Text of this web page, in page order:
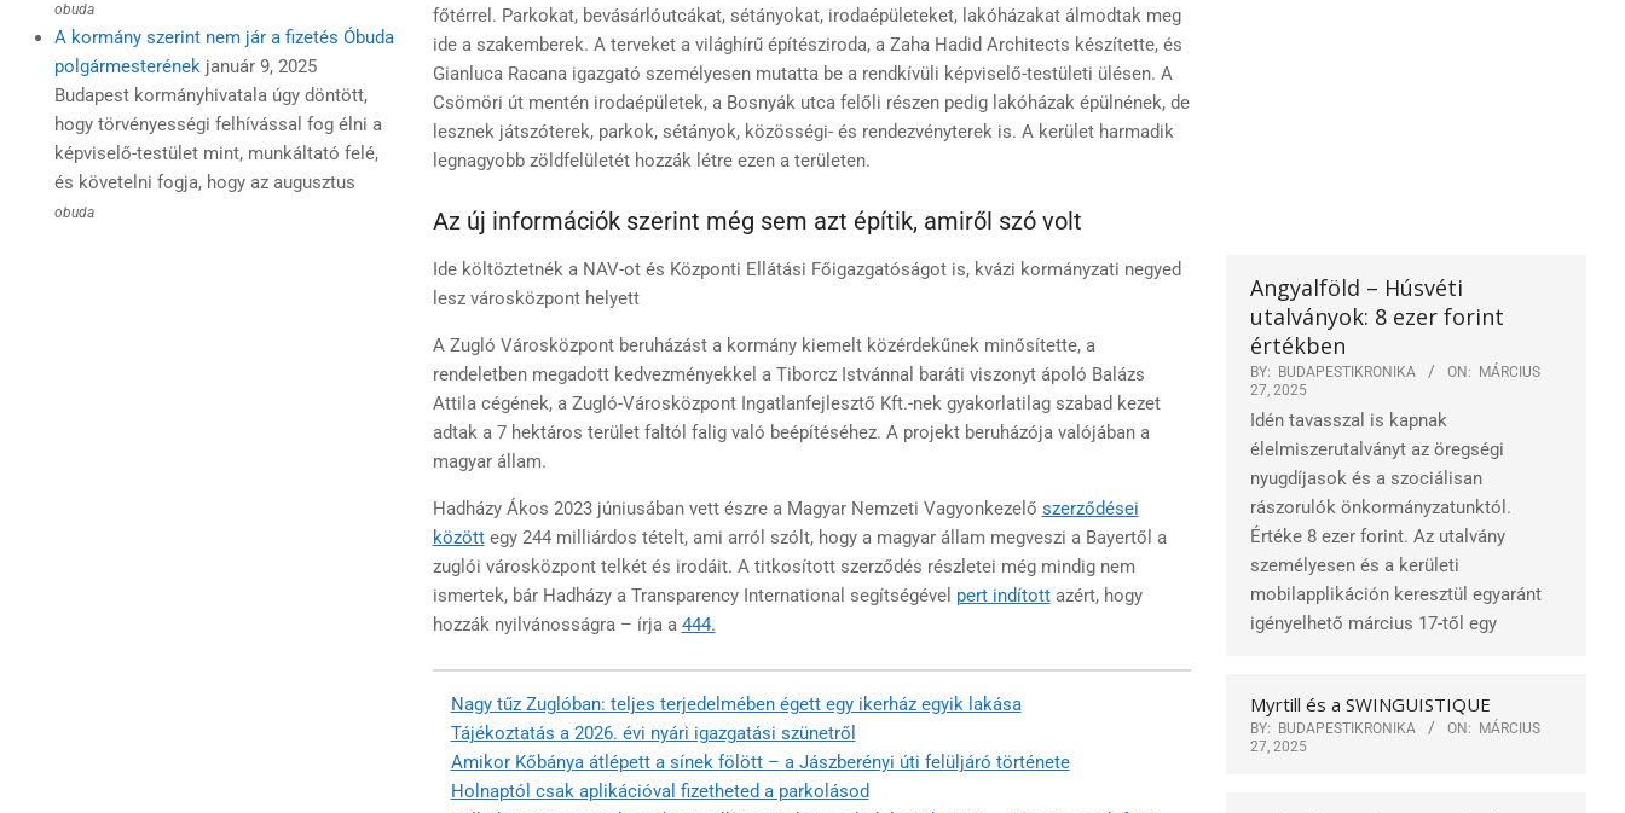
főtérrel. Parkokat, bevásárlóutcákat, sétányokat, irodaépületeket, lakóházakat álmodtak meg
ide a szakemberek. A terveket a világhírű építésziroda, a Zaha Hadid Architects készítette, és
Gianluca Racana igazgató személyesen mutatta be a rendkívüli képviselő-testületi ülésen. A
Csömöri út mentén irodaépületek, a Bosnyák utca felőli részen pedig lakóházak épülnének, de
lesznek játszóterek, parkok, sétányok, közösségi- és rendezvényterek is. A kerület harmadik
legnagyobb zöldfelületét hozzák létre ezen a területen.
Az új információk szerint még sem azt építik, amiről szó volt
Ide költöztetnék a NAV-ot és Központi Ellátási Főigazgatóságot is, kvázi kormányzati negyed
lesz városközpont helyett
A Zugló Városközpont beruházást a kormány kiemelt közérdekűnek minősítette, a
rendeletben megadott kedvezményekkel a Tiborcz Istvánnal baráti viszonyt ápoló Balázs
Attila cégének, a Zugló-Városközpont Ingatlanfejlesztő Kft.-nek gyakorlatilag szabad kezet
adtak a 7 hektáros terület faltól falig való beépítéséhez. A projekt beruházója valójában a
magyar állam.
Hadházy Ákos 2023 júniusában vett észre a Magyar Nemzeti Vagyonkezelő szerződései
közöttegy 244 milliárdos tételt, ami arról szólt, hogy a magyar állam megveszi a Bayertől a
zuglói városközpont telkét és irodáit. A titkosított szerződés részletei még mindig nem
ismertek, bár Hadházy a Transparency International segítségével pert indítottazért, hogy
hozzák nyilvánosságra – írja a 444.
Nagy tűz Zuglóban: teljes terjedelmében égett egy ikerház egyik lakása
Tájékoztatás a 2026. évi nyári igazgatási szünetről
Amikor Kőbánya átlépett a sínek fölött – a Jászberényi úti felüljáró története
Holnaptól csak aplikációval fizetheted a parkolásod
obuda
A kormány szerint nem jár a fizetés Óbuda
polgármesterének január 9, 2025
Budapest kormányhivatala úgy döntött,
hogy törvényességi felhívással fog élni a
képviselő-testület mint, munkáltató felé,
és követelni fogja, hogy az augusztus
obuda
Angyalföld – Húsvéti
utalványok: 8 ezer forint
értékben
BY: BUDAPESTIKRONIKA ON:
MÁRCIUS
27, 2025
Idén tavasszal is kapnak
élelmiszerutalványt az öregségi
nyugdíjasok és a szociálisan
rászorulók önkormányzatunktól.
Értéke 8 ezer forint. Az utalvány
személyesen és a kerületi
mobilapplikáción keresztül egyaránt
igényelhető március 17-től egy
Myrtill és a SWINGUISTIQUE
BY: BUDAPESTIKRONIKA ON:
MÁRCIUS
27, 2025